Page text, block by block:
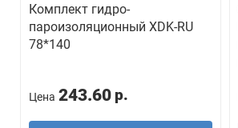
Комплект гидро-
пароизоляционный ХDK-RU
78*140
Цена 243.60 р.